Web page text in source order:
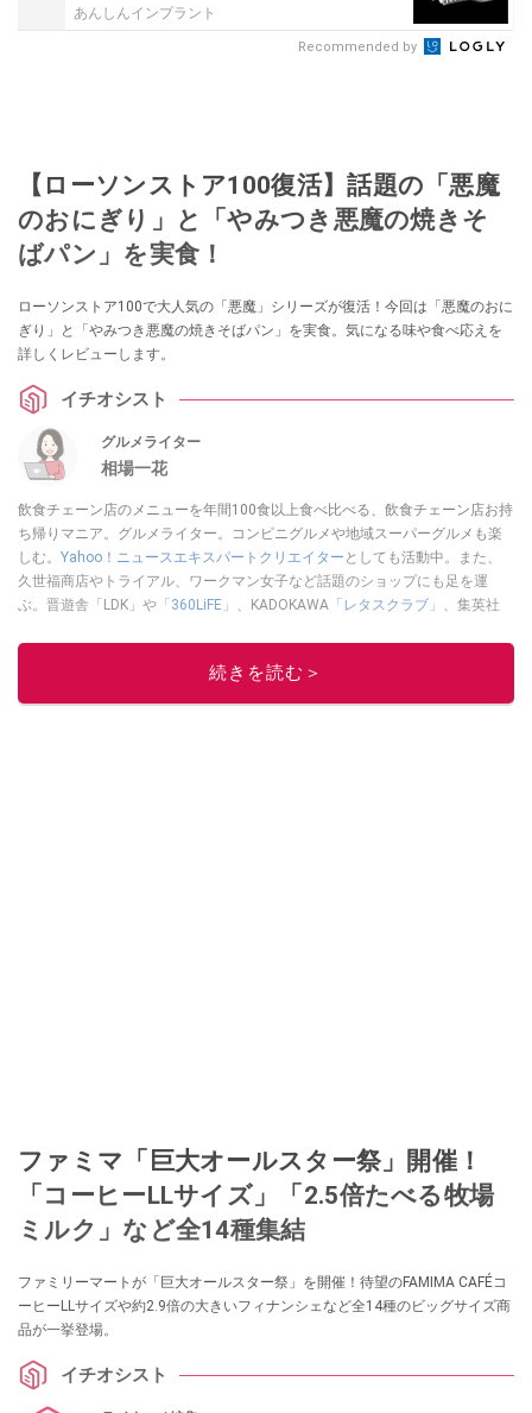
あんしんインプラント
Recommended by
【ローソンストア100復活】話題の「悪魔
のおにぎり」と「やみつき悪魔の焼きそ
ばパン」を実食！
ローソンストア100で大人気の「悪魔」シリーズが復活！今回は「悪魔のおに
ぎり」と「やみつき悪魔の焼きそばパン」を実食。気になる味や食べ応えを
詳しくレビューします。
イチオシスト
グルメライター
相場一花
飲食チェーン店のメニューを年間100食以上食べ比べる、飲食チェーン店お持
ち帰りマニア。グルメライター。コンビニグルメや地域スーパーグルメも楽
しむ。 Yahoo！ニュースエキスパートクリエイター としても活動中。また、
久世福商店やトライアル、ワークマン女子など話題のショップにも足を運
ぶ。晋遊舎「LDK」や 「360LiFE」 、KADOKAWA 「レタスクラブ」 、集英社
ルメライター、食の専門家として出演実績あり。
続きを読む＞
ファミマ「巨大オールスター祭」開催！
「コーヒーLLサイズ」「2.5倍たべる牧場
ミルク」など全14種集結
ファミリーマートが「巨大オールスター祭」を開催！待望のFAMIMA CAFÉコ
ーヒーLLサイズや約2.9倍の大きいフィナンシェなど全14種のビッグサイズ商
品が一挙登場。
イチオシスト